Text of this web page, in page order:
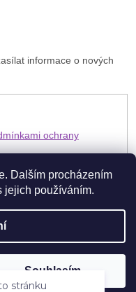
Dalším procházením
jejich používáním.
Souhlasím
5 % na každý nákup.**
informace o nových
ochrany
práva vyhrazena.
stránku